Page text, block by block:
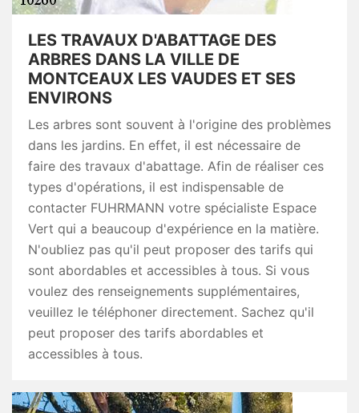
LES TRAVAUX D'ABATTAGE DES
ARBRES DANS LA VILLE DE
MONTCEAUX LES VAUDES ET SES
ENVIRONS
Les arbres sont souvent à l'origine des problèmes
dans les jardins. En effet, il est nécessaire de
faire des travaux d'abattage. Afin de réaliser ces
types d'opérations, il est indispensable de
contacter FUHRMANN votre spécialiste Espace
Vert qui a beaucoup d'expérience en la matière.
N'oubliez pas qu'il peut proposer des tarifs qui
sont abordables et accessibles à tous. Si vous
voulez des renseignements supplémentaires,
veuillez le téléphoner directement. Sachez qu'il
peut proposer des tarifs abordables et
accessibles à tous.